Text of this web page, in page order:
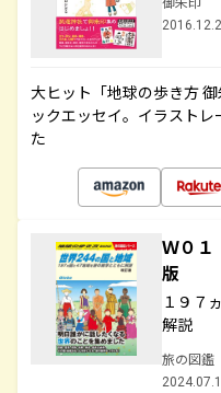
大ヒット「地球の歩き方
ックエッセイ。イラスト
た
Ｗ０
版
１９７
解説
旅の図鑑